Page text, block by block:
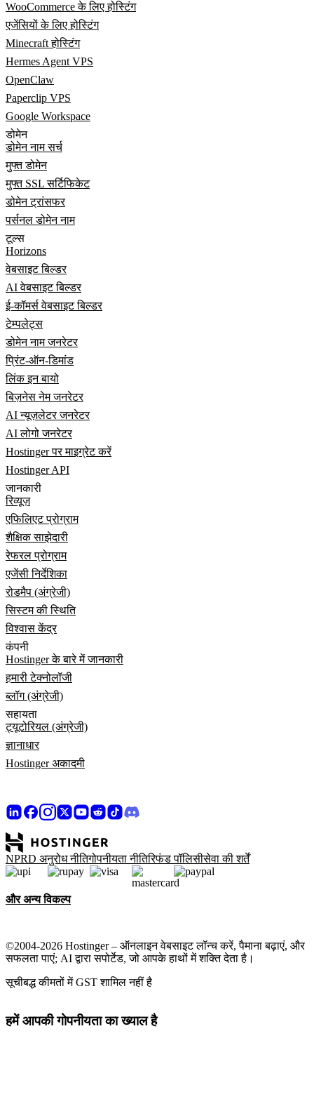
WooCommerce के लिए होस्टिंग
एजेंसियों के लिए होस्टिंग
Minecraft होस्टिंग
Hermes Agent VPS
OpenClaw
Paperclip VPS
Google Workspace
डोमेन
डोमेन नाम सर्च
मुफ्त डोमेन
मुफ्त SSL सर्टिफिकेट
डोमेन ट्रांसफर
पर्सनल डोमेन नाम
टूल्स
Horizons
वेबसाइट बिल्डर
AI वेबसाइट बिल्डर
ई-कॉमर्स वेबसाइट बिल्डर
टेम्पलेट्स
डोमेन नाम जनरेटर
प्रिंट-ऑन-डिमांड
लिंक इन बायो
बिज़नेस नेम जनरेटर
AI न्यूज़लेटर जनरेटर
AI लोगो जनरेटर
Hostinger पर माइग्रेट करें
Hostinger API
जानकारी
रिव्यूज़
एफिलिएट प्रोग्राम
शैक्षिक साझेदारी
रेफरल प्रोग्राम
एजेंसी निर्देशिका
रोडमैप (अंग्रेजी)
सिस्टम की स्थिति
विश्वास केंद्र
कंपनी
Hostinger के बारे में जानकारी
हमारी टेक्नोलॉजी
ब्लॉग (अंग्रेजी)
सहायता
ट्यूटोरियल (अंग्रेजी)
ज्ञानाधार
Hostinger अकादमी
NPRD अनुरोध नीतिगोपनीयता नीतिरिफंड पॉलिसीसेवा की शर्तें
और अन्य विकल्प
©2004-2026 Hostinger – ऑनलाइन वेबसाइट लॉन्च करें, पैमाना बढ़ाएं, और
सफलता पाएं; AI द्वारा सपोर्टेड, जो आपके हाथों में शक्ति देता है।
सूचीबद्ध कीमतों में GST शामिल नहीं है
हमें आपकी गोपनीयता का ख्याल है